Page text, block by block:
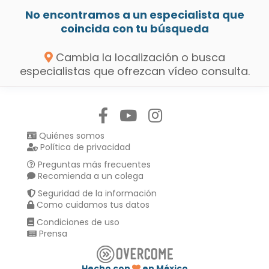
No encontramos a un especialista que
coincida con tu búsqueda
Cambia la localización o busca
especialistas que ofrezcan vídeo consulta.
Quiénes somos
Política de privacidad
Preguntas más frecuentes
Recomienda a un colega
Seguridad de la información
Como cuidamos tus datos
Condiciones de uso
Prensa